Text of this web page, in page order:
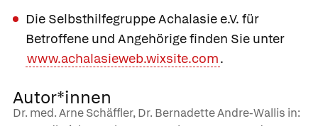
Die Selbsthilfegruppe Achalasie e.V. für
Betroffene und Angehörige finden Sie unter
www.achalasieweb.wixsite.com.
Autor*innen
Dr. med. Arne Schäffler, Dr. Bernadette Andre-Wallis in: